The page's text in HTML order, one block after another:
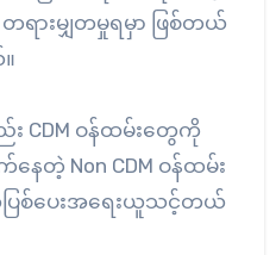
ားမျှတမှုရမှာ ဖြစ်တယ်
CDM ဝန်ထမ်းတွေကို
ေတဲ့ Non CDM ဝန်ထမ်း
ြစ်ပေးအ‌ရေးယူသင့်တယ်